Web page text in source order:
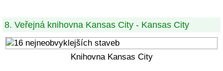
8. Veřejná knihovna Kansas City - Kansas City
Knihovna Kansas City